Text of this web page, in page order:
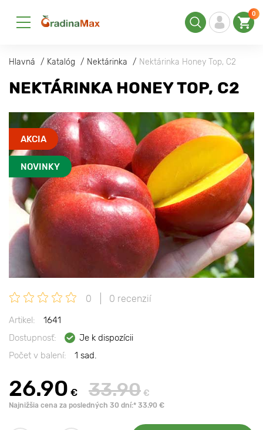
0
Hlavná Katalóg Nektárinka Nektárinka Honey Top, C2
NEKTÁRINKA HONEY TOP, C2
AKCIA
NOVINKY
0 0 recenzií
Artikel:
1641
Dostupnosť:
Je k dispozícii
Počet v balení:
1 sad.
26.90 € 33.90 €
Najnižšia cena za posledných 30 dní:* 33.90 €